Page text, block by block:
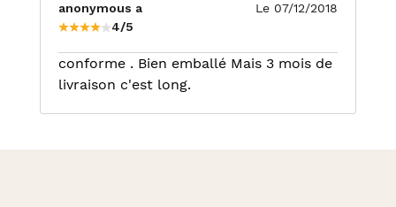
anonymous a
4/5
Le 07/12/2018
conforme . Bien emballé Mais 3 mois de
livraison c'est long.